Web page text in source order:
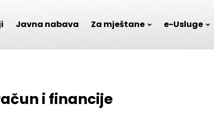
Javna nabava Za mještane e-Usluge
i financije